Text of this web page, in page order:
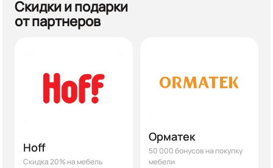
Скидки и подарки
от партнеров
Hoff
Скидка 20% на мебель
Орматек
50 000 бонусов на покупку
мебели